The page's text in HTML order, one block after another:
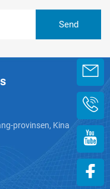
provinsen, Kina